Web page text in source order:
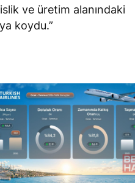
ve üretim alanındaki
koydu.”